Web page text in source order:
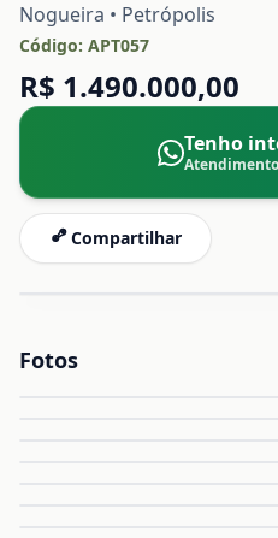
Nogueira • Petrópolis
Código: APT057
R$ 1.490.000,00
Tenho
Compartilhar
Fotos